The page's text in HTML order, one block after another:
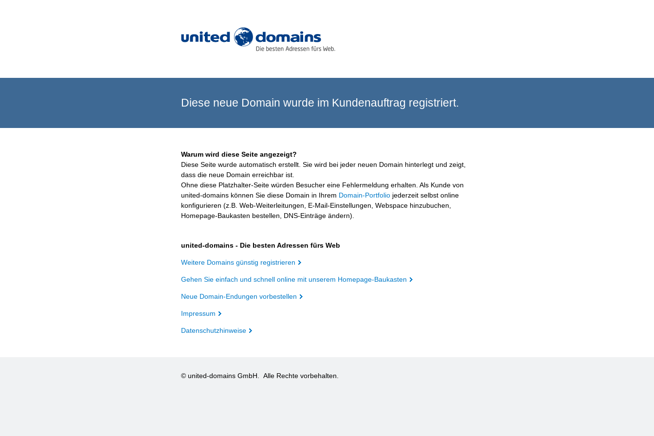
Diese neue Domain wurde im Kundenauftrag registriert.
Warum wird diese Seite angezeigt?
Diese Seite wurde automatisch erstellt. Sie wird bei jeder neuen Domain hinterlegt und zeigt,
dass die neue Domain erreichbar ist.
Ohne diese Platzhalter-Seite würden Besucher eine Fehlermeldung erhalten. Als Kunde von
united-domains können Sie diese Domain in Ihrem Domain-Portfolio jederzeit selbst online
konfigurieren (z.B. Web-Weiterleitungen, E-Mail-Einstellungen, Webspace hinzubuchen,
Homepage-Baukasten bestellen, DNS-Einträge ändern).
united-domains - Die besten Adressen fürs Web
Weitere Domains günstig registrieren
Gehen Sie einfach und schnell online mit unserem Homepage-Baukasten
Neue Domain-Endungen vorbestellen
Impressum
Datenschutzhinweise
© united-domains GmbH. Alle Rechte vorbehalten.